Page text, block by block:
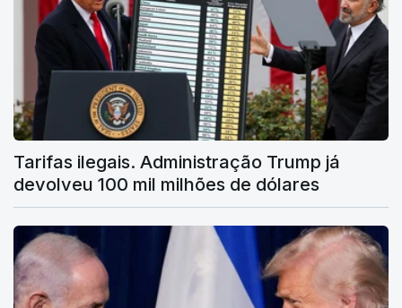
Tarifas ilegais. Administração Trump já
devolveu 100 mil milhões de dólares